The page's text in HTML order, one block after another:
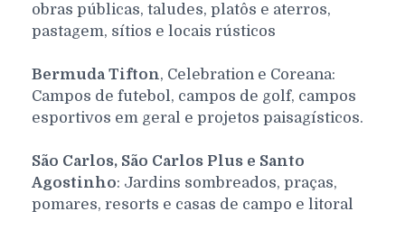
obras públicas, taludes, platôs e aterros,
pastagem, sítios e locais rústicos
Bermuda Tifton, Celebration e Coreana:
Campos de futebol, campos de golf, campos
esportivos em geral e projetos paisagísticos.
São Carlos, São Carlos Plus e Santo
Agostinho: Jardins sombreados, praças,
pomares, resorts e casas de campo e litoral